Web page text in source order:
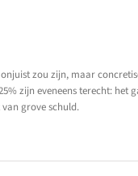
zou zijn, maar
zijn eveneens terecht: het
grove schuld.